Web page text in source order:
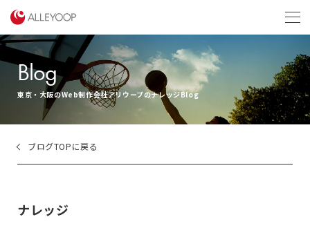
Blog
東京・大阪のWeb制作会社アリウープのナレッジBlog
ブログTOPに戻る
ナレッジ